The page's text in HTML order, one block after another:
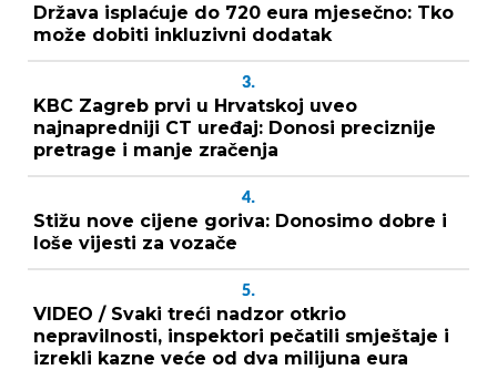
Država isplaćuje do 720 eura mjesečno: Tko
može dobiti inkluzivni dodatak
3.
KBC Zagreb prvi u Hrvatskoj uveo
najnapredniji CT uređaj: Donosi preciznije
pretrage i manje zračenja
4.
Stižu nove cijene goriva: Donosimo dobre i
loše vijesti za vozače
5.
VIDEO / Svaki treći nadzor otkrio
nepravilnosti, inspektori pečatili smještaje i
izrekli kazne veće od dva milijuna eura